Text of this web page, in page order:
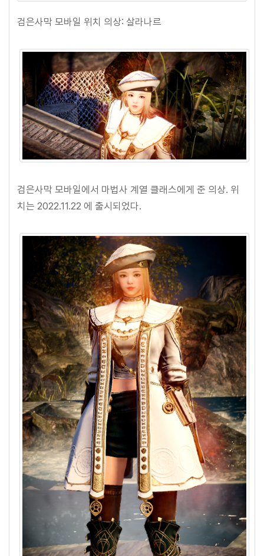
검은사막 모바일 위치 의상: 살라나르
검은사막 모바일에서 마법사 계열 클래스에게 준 의상. 위
치는 2022.11.22 에 출시되었다.